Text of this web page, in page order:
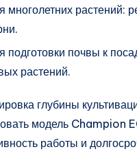
многолетних растений:
подготовки почвы к
растений.
глубины
модель Champion
работы и